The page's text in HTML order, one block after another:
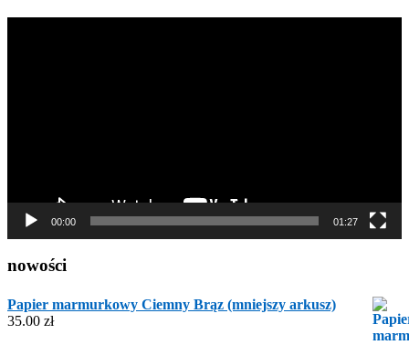
00:00 01:27
nowości
Papier marmurkowy Ciemny Brąz (mniejszy arkusz)
35.00 zł